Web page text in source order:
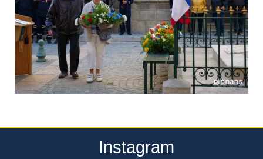
Instagram